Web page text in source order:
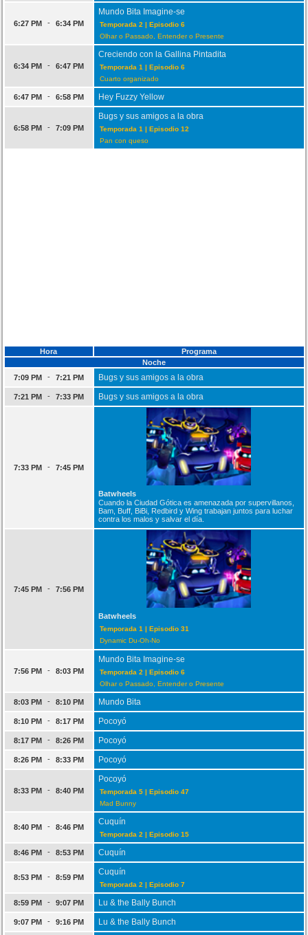
6:27 PM - 6:34 PM
Mundo Bita Imagine-se
Temporada 2 | Episodio 6
Olhar o Passado, Entender o Presente
6:34 PM - 6:47 PM
Creciendo con la Gallina Pintadita
Temporada 1 | Episodio 6
Cuarto organizado
6:47 PM - 6:58 PM Hey Fuzzy Yellow
6:58 PM - 7:09 PM
Bugs y sus amigos a la obra
Temporada 1 | Episodio 12
Pan con queso
Hora
Programa
Noche
7:09 PM
- 7:21 PM Bugs y sus amigos a la obra
7:21 PM - 7:33 PM Bugs y sus amigos a la obra
7:33 PM - 7:45 PM
Batwheels
Cuando la Ciudad Gótica es amenazada por supervillanos,
Bam, Buff, BiBi, Redbird y Wing trabajan juntos para luchar
contra los malos y salvar el día.
7:45 PM - 7:56 PM
Batwheels
Temporada 1 | Episodio 31
Dynamic Du-Oh-No
7:56 PM - 8:03 PM
Mundo Bita Imagine-se
Temporada 2 | Episodio 6
Olhar o Passado, Entender o Presente
8:03 PM - 8:10 PM Mundo Bita
8:10 PM - 8:17 PM Pocoyó
8:17 PM - 8:26 PM Pocoyó
8:26 PM - 8:33 PM Pocoyó
8:33 PM - 8:40 PM
Pocoyó
Temporada 5 | Episodio 47
Mad Bunny
8:40 PM - 8:46 PM
Cuquín
Temporada 2 | Episodio 15
8:46 PM - 8:53 PM Cuquín
8:53 PM - 8:59 PM
Cuquín
Temporada 2 | Episodio 7
8:59 PM - 9:07 PM Lu & the Bally Bunch
9:07 PM - 9:16 PM Lu & the Bally Bunch